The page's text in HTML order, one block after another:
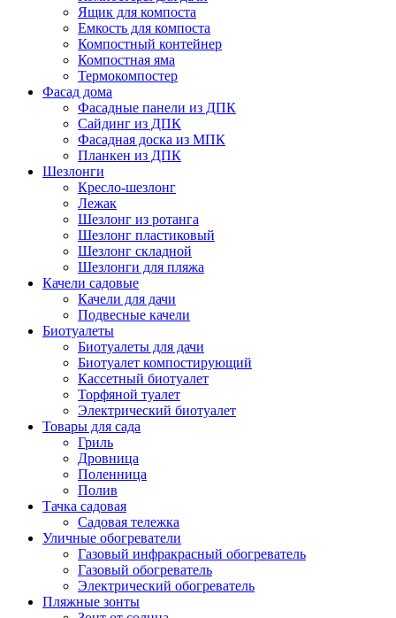
Ящик для компоста
Емкость для компоста
Компостный контейнер
Компостная яма
Термокомпостер
Фасад дома
Фасадные панели из ДПК
Сайдинг из ДПК
Фасадная доска из МПК
Планкен из ДПК
Шезлонги
Кресло-шезлонг
Лежак
Шезлонг из ротанга
Шезлонг пластиковый
Шезлонг складной
Шезлонги для пляжа
Качели садовые
Качели для дачи
Подвесные качели
Биотуалеты
Биотуалеты для дачи
Биотуалет компостирующий
Кассетный биотуалет
Торфяной туалет
Электрический биотуалет
Товары для сада
Гриль
Дровница
Поленница
Полив
Тачка садовая
Садовая тележка
Уличные обогреватели
Газовый инфракрасный обогреватель
Газовый обогреватель
Электрический обогреватель
Пляжные зонты